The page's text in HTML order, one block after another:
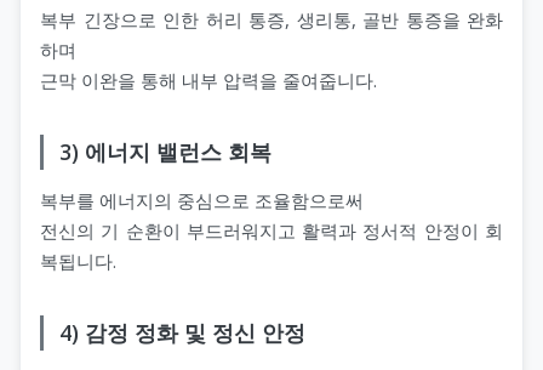
복부 긴장으로 인한 허리 통증, 생리통, 골반 통증을 완화
하며
근막 이완을 통해 내부 압력을 줄여줍니다.
3) 에너지 밸런스 회복
복부를 에너지의 중심으로 조율함으로써
전신의 기 순환이 부드러워지고 활력과 정서적 안정이 회
복됩니다.
4) 감정 정화 및 정신 안정